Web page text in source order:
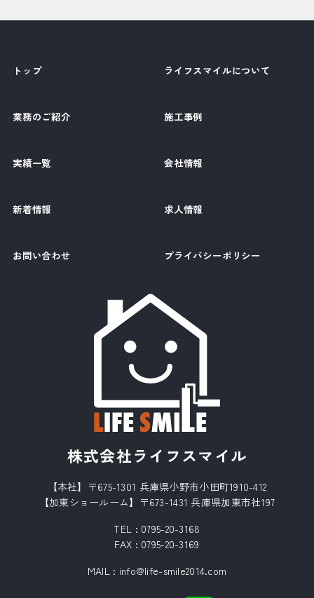
株式会社ライフスマイル
【本社】〒675-1301 兵庫県小野市小田町1910-412
【加東ショールーム】〒673-1431 兵庫県加東市社197
TEL : 0795-20-3168
FAX : 0795-20-3169
MAIL : info@life-smile2014.com
トップ ライフスマイルについて
業務のご紹介 施工事例
実績一覧 会社情報
新着情報 求人情報
お問い合わせ プライバシーポリシー